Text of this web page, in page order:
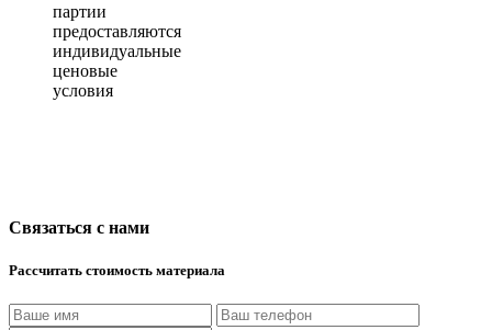
партии
предоставляются
индивидуальные
ценовые
условия
Связаться с нами
Рассчитать стоимость материала